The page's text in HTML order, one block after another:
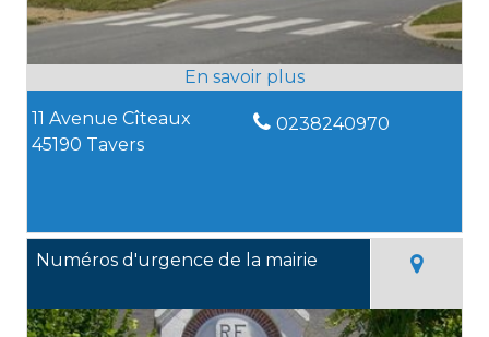
11 Avenue Cîteaux
45190 Tavers
0238240970
Numéros d'urgence de la mairie